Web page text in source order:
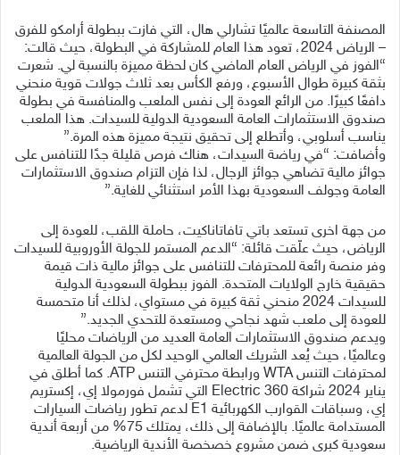
المصنفة التاسعة عالميًا تشارلي هال، التي فازت ببطولة أرامكو للفرق
– الرياض 2024، تعود هذا العام للمشاركة في البطولة، حيث قالت:
“الفوز في الرياض العام الماضي كان لحظة مميزة بالنسبة لي. شعرت
بثقة كبيرة طوال الأسبوع، ورفع الكأس بعد ثلاث جولات قوية منحني
دافعًا كبيرًا. من الرائع العودة إلى نفس الملعب والمنافسة في بطولة
صندوق الاستثمارات العامة السعودية الدولية للسيدات. هذا الملعب
يناسب أسلوبي، وأتطلع إلى تحقيق نتيجة مميزة هذه المرة.”
وأضافت: “في رياضة السيدات، هناك فرص قليلة جدًا للتنافس على
جوائز مالية تضاهي جوائز الرجال، لذا فإن التزام صندوق الاستثمارات
العامة وجولف السعودية بهذا الأمر استثنائي للغاية.”
من جهة اخرى تستعد باتي تافاتاناكيت، حاملة اللقب، للعودة إلى
الرياض، حيث علّقت قائلة: “الدعم المستمر للجولة الأوروبية للسيدات
وفر منصة رائعة للمحترفات للتنافس على جوائز مالية ذات قيمة
حقيقية خارج الولايات المتحدة. الفوز ببطولة السعودية الدولية
للسيدات 2024 منحني ثقة كبيرة في مستواي، لذلك أنا متحمسة
للعودة إلى ملعب شهد نجاحي ومستعدة للتحدي الجديد.”
ويدعم صندوق الاستثمارات العامة العديد من الرياضات محليًا
وعالميًا، حيث يُعد الشريك العالمي الوحيد لكل من الجولة العالمية
لمحترفات التنس WTA ورابطة محترفي التنس ATP. كما أطلق في
يناير 2024 شراكة Electric 360 التي تشمل فورمولا إي، إكستريم
إي، وسباقات القوارب الكهربائية E1 لدعم تطور رياضات السيارات
المستدامة عالميًا. بالإضافة إلى ذلك، يمتلك 75% من أربعة أندية
سعودية كبرى ضمن مشروع خصخصة الأندية الرياضية.